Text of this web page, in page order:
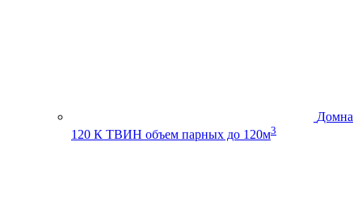
Домна
120 К ТВИН объем парных до 120м3